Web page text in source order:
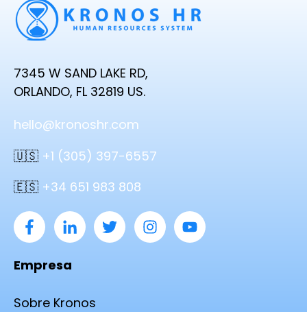
7345 W SAND LAKE RD,
ORLANDO, FL 32819 US.
hello@kronoshr.com
🇺🇸 +1 (305) 397-6557
🇪🇸 +34 651 983 808
Empresa
Sobre Kronos